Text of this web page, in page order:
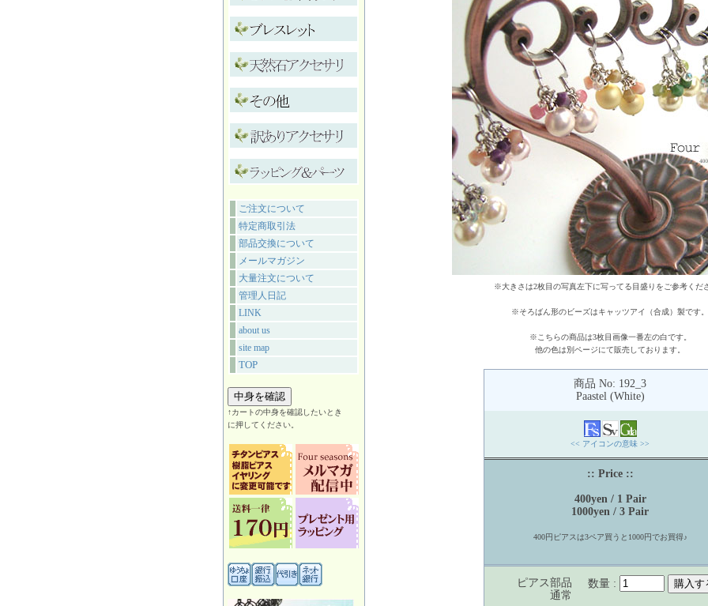
ご注文について
特定商取引法
部品交換について
メールマガジン
大量注文について
管理人日記
LINK
about us
site map
TOP
↑カートの中身を確認したいとき
に押してください。
※大きさは2枚目の写真左下に写ってる目盛りをご参考くだ
※そろばん形のビーズはキャッツアイ（合成）製です。
※こちらの商品は3枚目画像一番左の白です。
他の色は別ページにて販売しております。
商品 No: 192_3
Paastel (White)
<< アイコンの意味 >>
:: Price ::
400yen / 1 Pair
1000yen / 3 Pair
400円ピアスは3ペア買うと1000円でお買得♪
ピアス部品
通常
数量 :